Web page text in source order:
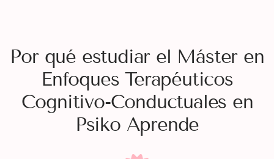
Por qué estudiar el Máster en
Enfoques Terapéuticos
Cognitivo-Conductuales en
Psiko Aprende